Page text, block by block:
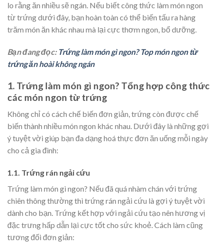
lo rằng ăn nhiều sẽ ngán. Nếu biết công thức làm món ngon
từ trứng dưới đây, bạn hoàn toàn có thể biến tấu ra hàng
trăm món ăn khác nhau mà lại cực thơm ngon, bổ dưỡng.
Bạn đang đọc: Trứng làm món gì ngon? Top món ngon từ
trứng ăn hoài không ngán
1. Trứng làm món gì ngon? Tổng hợp công thức
các món ngon từ trứng
Không chỉ có cách chế biến đơn giản, trứng còn được chế
biến thành nhiều món ngon khác nhau. Dưới đây là những gợi
ý tuyệt vời giúp bạn đa dạng hoá thực đơn ăn uống mỗi ngày
cho cả gia đình:
1.1. Trứng rán ngải cứu
Trứng làm món gì ngon? Nếu đã quá nhàm chán với trứng
chiên thông thường thì trứng rán ngải cứu là gợi ý tuyệt vời
dành cho bạn. Trứng kết hợp với ngải cứu tạo nên hương vị
đặc trưng hấp dẫn lại cực tốt cho sức khoẻ. Cách làm cũng
tương đối đơn giản: